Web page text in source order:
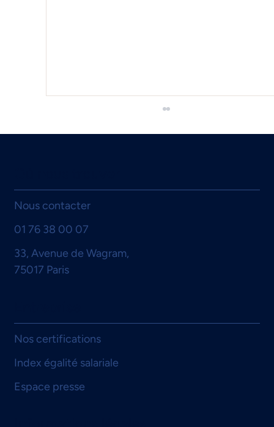
Certification, organisation et performance
: retour d’expérience de l’ALSMT, un an
après le choix de padoa
Nous contacter
01 76 38 00 07
33, Avenue de Wagram,
75017 Paris
Nos certifications
Index égalité salariale
Espace presse